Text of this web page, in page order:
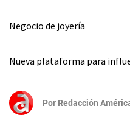
Negocio de joyería
Nueva plataforma para
Por Redacción